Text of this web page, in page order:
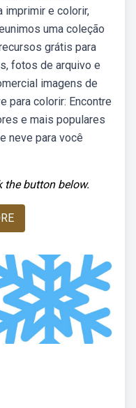
imprimir e colorir,
uma coleção
grátis para
fotos de arquivo e
imagens de
para colorir: Encontre
e mais populares
neve para você
the button below.